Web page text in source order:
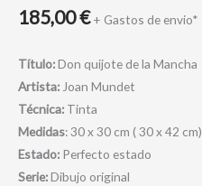
185,00€ + Gastos de envio*
Título:Don quijote de la Mancha
Artista: Joan Mundet
Técnica: Tinta
Medidas: 30 x 30 cm ( 30 x 42 cm)
Estado: Perfecto estado
Serie:Dibujo original